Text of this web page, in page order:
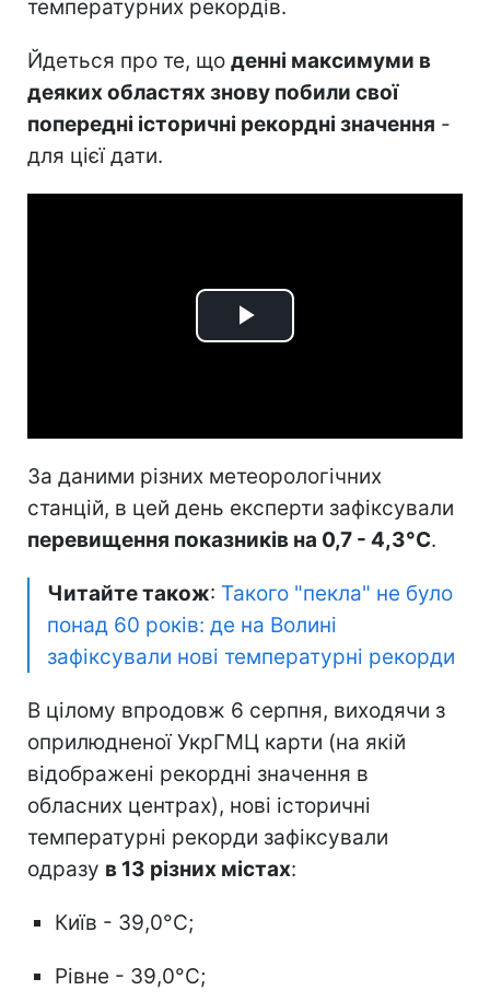
температурних рекордів.
Йдеться про те, що денні максимуми в
деяких областях знову побили свої
попередні історичні рекордні значення -
для цієї дати.
Play
За даними різних метеорологічних
станцій, в цей день експерти зафіксували
перевищення показників на 0,7 - 4,3°C.
Читайте також: Такого "пекла" не було
понад 60 років: де на Волині
зафіксували нові температурні рекорди
В цілому впродовж 6 серпня, виходячи з
оприлюдненої УкрГМЦ карти (на якій
відображені рекордні значення в
обласних центрах), нові історичні
температурні рекорди зафіксували
одразу в 13 різних містах:
Київ - 39,0°C;
Рівне - 39,0°C;